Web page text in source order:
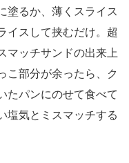
塗るか、薄くスライス
イスして挟むだけ。超
マッチサンドの出来上
こ部分が余ったら、ク
たパンにのせて食べて
塩気とミスマッチする